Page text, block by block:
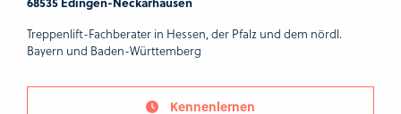
Treppenlift-Fachberater in Hessen, der Pfalz und dem nördl.
Bayern und Baden-Württemberg
Kennenlernen